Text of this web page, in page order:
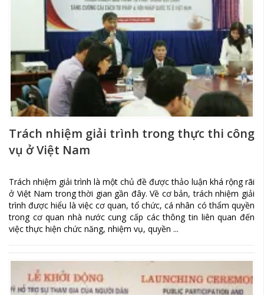
Trách nhiệm giải trình trong thực thi công
vụ ở Việt Nam
Trách nhiệm giải trình là một chủ đề được thảo luận khá rộng rãi
ở Việt Nam trong thời gian gần đây. Về cơ bản, trách nhiệm giải
trình được hiểu là việc cơ quan, tổ chức, cá nhân có thẩm quyền
trong cơ quan nhà nước cung cấp các thông tin liên quan đến
việc thực hiện chức năng, nhiệm vụ, quyền ...